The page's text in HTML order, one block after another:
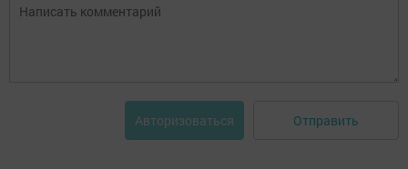
Авторизоваться Отправить